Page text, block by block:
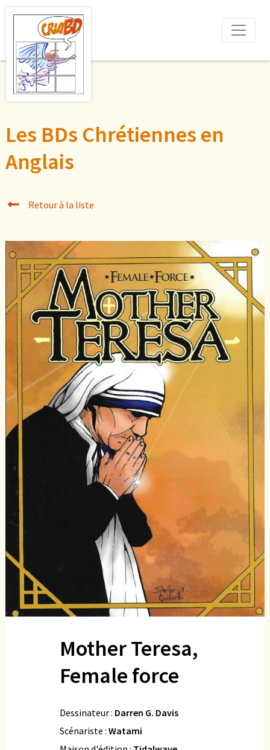
Les BDs Chrétiennes en
Anglais
Retour à la liste
Mother Teresa,
Female force
Dessinateur : Darren G. Davis
Scénariste : Watami